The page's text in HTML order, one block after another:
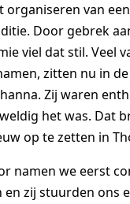
organiseren van
Door gebrek
viel dat stil. Veel
zitten nu in
Zij waren
het was. Dat
op te zetten in
namen we eerst
en zij stuurden ons